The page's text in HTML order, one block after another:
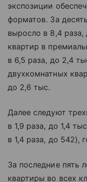
экспозиции
форматов. За
выросло в 8,4
квартир в
в 6,5 раза, до 2,4
двухкомнатных
до 2,6 тыс.
Далее следуют
в 1,9 раза, до 1,4
в 1,4 раза, до 542),
За последние пять
квартиры во всех